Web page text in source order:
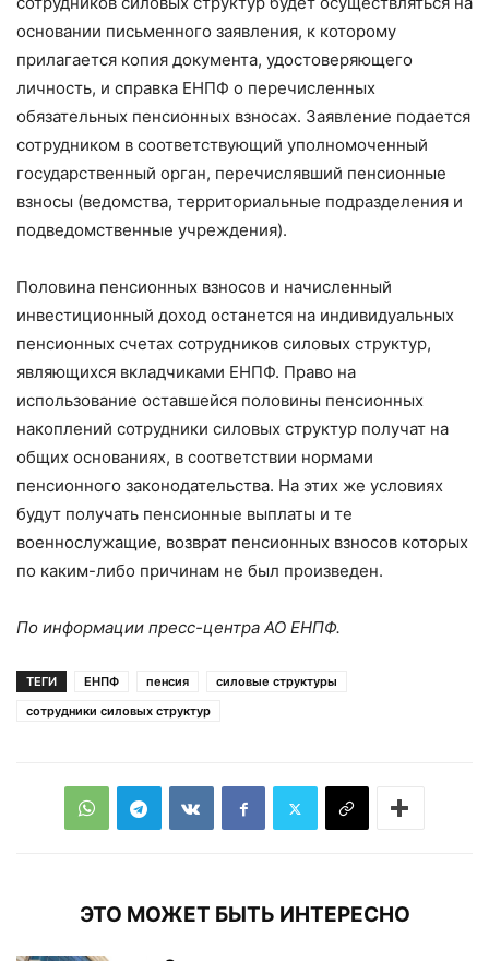
основании письменного заявления, к которому
прилагается копия документа, удостоверяющего
личность, и справка ЕНПФ о перечисленных
обязательных пенсионных взносах. Заявление подается
сотрудником в соответствующий уполномоченный
государственный орган, перечислявший пенсионные
взносы (ведомства, территориальные подразделения и
подведомственные учреждения).
Половина пенсионных взносов и начисленный
инвестиционный доход останется на индивидуальных
пенсионных счетах сотрудников силовых структур,
являющихся вкладчиками ЕНПФ. Право на
использование оставшейся половины пенсионных
накоплений сотрудники силовых структур получат на
общих основаниях, в соответствии нормами
пенсионного законодательства. На этих же условиях
будут получать пенсионные выплаты и те
военнослужащие, возврат пенсионных взносов которых
по каким-либо причинам не был произведен.
По информации пресс-центра АО ЕНПФ.
ТЕГИ ЕНПФ пенсия
силовые структуры
сотрудники силовых структур
ЭТО МОЖЕТ БЫТЬ ИНТЕРЕСНО